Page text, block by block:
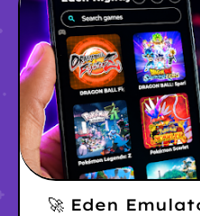
🚀 Eden